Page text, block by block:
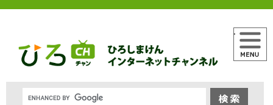
メニュー